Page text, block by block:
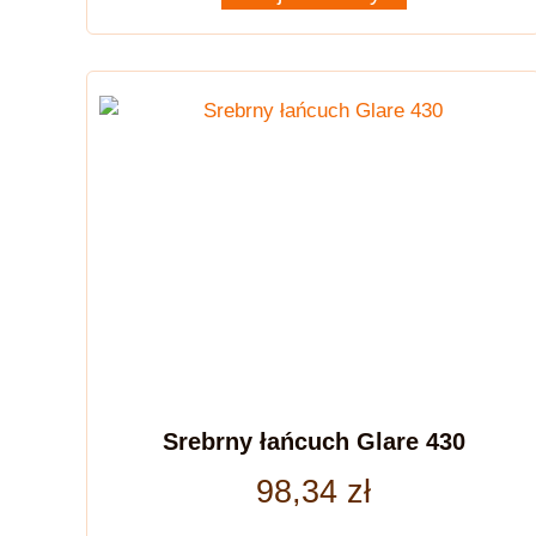
Srebrny łańcuch Glare 430
98,34 zł